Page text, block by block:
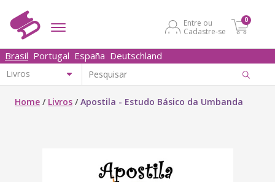
Entre ou
Cadastre-se
0
Brasil Portugal España Deutschland
Home / Livros /Apostila - Estudo Básico da Umbanda